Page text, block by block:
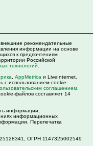
рекомендательные
информации на основе
к предпочтениям
Российской
технологий
AppMetrica и LiveInternet.
с использованием cookie-
соглашением
файлов составляет 14
информации,
информационных
Перепечатка
ОГРН 1147325002549